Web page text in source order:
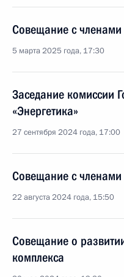
Совещание с членами
5 марта 2025 года, 17:30
Заседание комиссии
«Энергетика»
27 сентября 2024 года, 17:00
Совещание с членами
22 августа 2024 года, 15:50
Совещание о
комплекса